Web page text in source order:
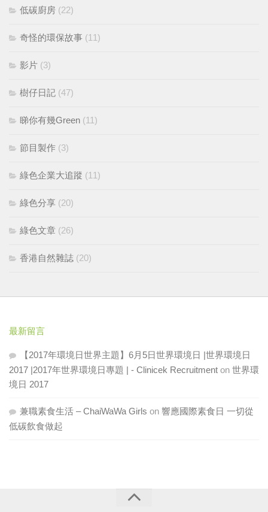
低碳廚房 (22)
奇怪的環保故事 (11)
影片 (3)
樹仔日記 (47)
睇你有幾Green (11)
節目製作 (3)
綠色企業大追蹤 (11)
綠色分享 (20)
綠色文章 (26)
香港自然雜誌 (20)
最新留言
【2017年環境日世界主題】6月5日世界環境日 |世界環境日
2017 |2017年世界環境日專題 | - Clinicek Recruitment on 世界環
境日 2017
兼職素食生活 – ChaiWaWa Girls on 響應國際素食日 一切從
低碳飲食做起